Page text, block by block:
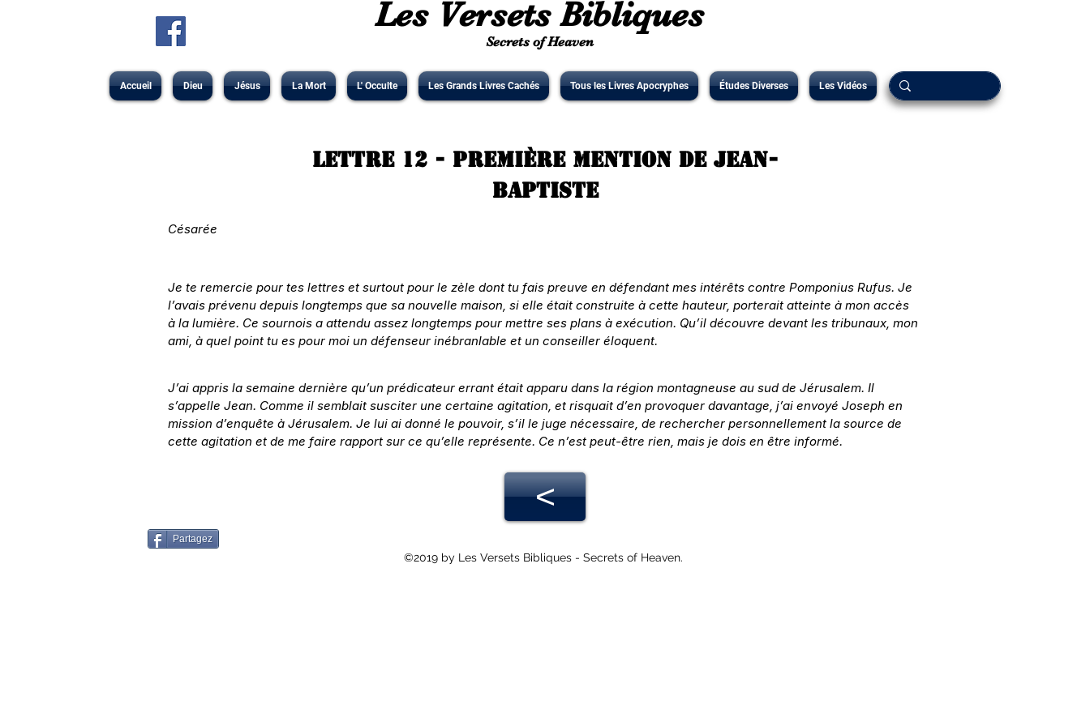
Les Versets Bibliques
Secrets of Heaven
Accueil Dieu Jésus La Mort L' Occulte Les Grands Livres Cachés Tous les Livres Apocryphes Études Diverses Les Vidéos
Lettre 12 - Première Mention de Jean-
Baptiste
Césarée
Je te remercie pour tes lettres et surtout pour le zèle dont tu fais preuve en défendant mes intérêts contre Pomponius Rufus. Je
l’avais prévenu depuis longtemps que sa nouvelle maison, si elle était construite à cette hauteur, porterait atteinte à mon accès
à la lumière. Ce sournois a attendu assez longtemps pour mettre ses plans à exécution. Qu’il découvre devant les tribunaux, mon
ami, à quel point tu es pour moi un défenseur inébranlable et un conseiller éloquent.
J’ai appris la semaine dernière qu’un prédicateur errant était apparu dans la région montagneuse au sud de Jérusalem. Il
s’appelle Jean. Comme il semblait susciter une certaine agitation, et risquait d’en provoquer davantage, j’ai envoyé Joseph en
mission d’enquête à Jérusalem. Je lui ai donné le pouvoir, s’il le juge nécessaire, de rechercher personnellement la source de
cette agitation et de me faire rapport sur ce qu’elle représente. Ce n’est peut-être rien, mais je dois en être informé.
<
Partagez
©2019 by Les Versets Bibliques - Secrets of Heaven.